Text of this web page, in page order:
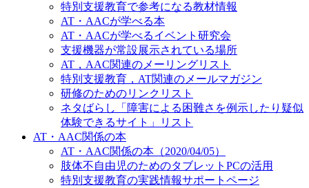
特別支援教育で参考になる教材情報
AT・AACが学べる本
AT・AACが学べるイベント研究会
支援機器が常設展示されている場所
AT，AAC関連のメーリングリスト
特別支援教育，AT関連のメールマガジン
研修のためのリンクリスト
ネタばらし「障害による困難さを例示したり疑似
体験できるサイト」リスト
AT・AAC関係の本
AT・AAC関係の本（2020/04/05）
肢体不自由児のためのタブレットPCの活用
特別支援教育の実践情報サポートページ